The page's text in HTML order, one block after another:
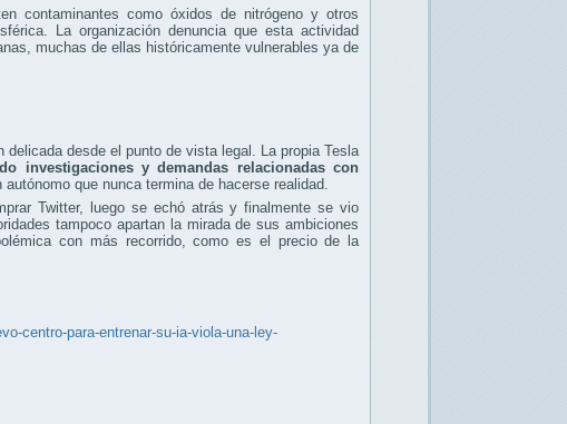
contaminantes como óxidos de nitrógeno y otros
La organización denuncia que esta actividad
muchas de ellas históricamente vulnerables ya de
desde el punto de vista legal. La propia Tesla
investigaciones y demandas relacionadas con
que nunca termina de hacerse realidad.
Twitter, luego se echó atrás y finalmente se vio
tampoco apartan la mirada de sus ambiciones
con más recorrido, como es el precio de la
centro-para-entrenar-su-ia-viola-una-ley-